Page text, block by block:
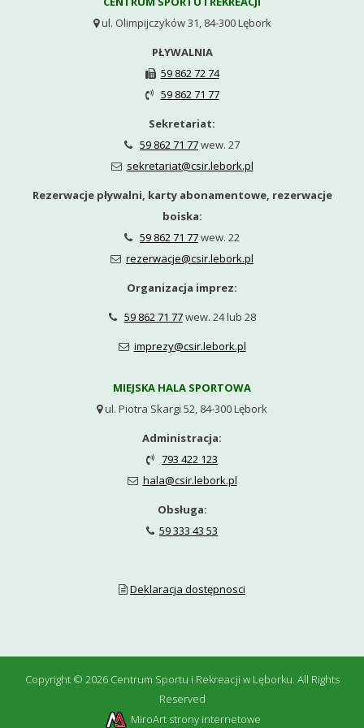
ul. Olimpijczyków 31, 84-300 Lębork
PŁYWALNIA
 59 862 72 74

59 862 71 77
Sekretariat:
 59 862 71 77wew. 27
 sekretariat@csir.lebork.pl
Rezerwacje pływalni, karty abonamentowe, rezerwacje
boiska:
 59 862 71 77wew. 22
 rezerwacje@csir.lebork.pl
Organizacja imprez:
 59 862 71 77wew. 24 lub 28
 imprezy@csir.lebork.pl
MIEJSKA HALA SPORTOWA
ul. Piotra Skargi 52, 84-300 Lębork
Administracja:
 793 422 123
 hala@csir.lebork.pl
Obsługa:
 59 333 43 53
 Deklaracja dostępnosci
Copyright © 2026 Centrum Sportu i Rekreacji w Lęborku. All Rights
Reserved
MiroArt strony internetowe